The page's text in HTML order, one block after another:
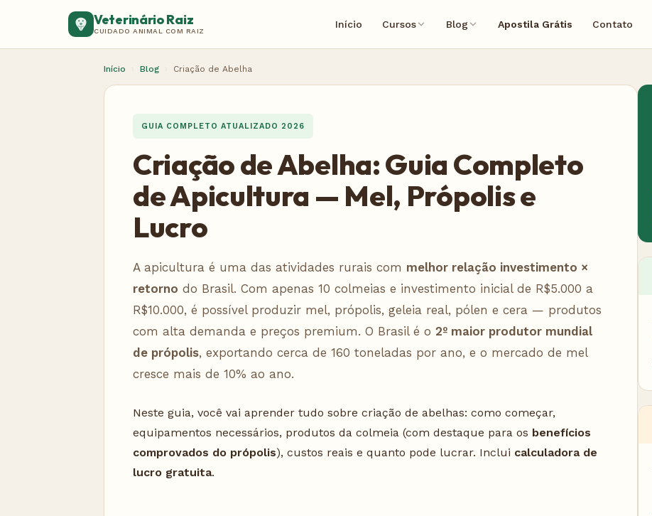
Veterinário Raiz
CUIDADO ANIMAL COM RAIZ
Início Cursos Blog Apostila Grátis Contato
Início › Blog › Criação de Abelha
GUIA COMPLETO ATUALIZADO 2026
Criação de Abelha: Guia Completo
de Apicultura — Mel, Própolis e
Lucro
A apicultura é uma das atividades rurais com melhor relação investimento ×
retorno do Brasil. Com apenas 10 colmeias e investimento inicial de R$5.000 a
R$10.000, é possível produzir mel, própolis, geleia real, pólen e cera — produtos
com alta demanda e preços premium. O Brasil é o 2º maior produtor mundial
de própolis, exportando cerca de 160 toneladas por ano, e o mercado de mel
cresce mais de 10% ao ano.
Neste guia, você vai aprender tudo sobre criação de abelhas: como começar,
equipamentos necessários, produtos da colmeia (com destaque para os benefícios
comprovados do própolis), custos reais e quanto pode lucrar. Inclui calculadora de
lucro gratuita.